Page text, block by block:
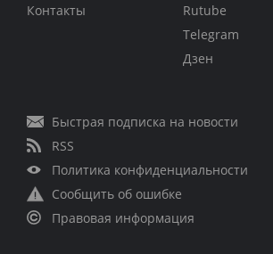
Контакты
Rutube
Telegram
Дзен
Быстрая подписка на новости
RSS
Политика конфиденциальности
Сообщить об ошибке
Правовая информация